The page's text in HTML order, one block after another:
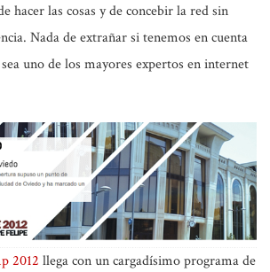
hacer las cosas y de concebir la red sin
Nada de extrañar si tenemos en cuenta
uno de los mayores expertos en internet
2012 llega con un cargadísimo programa de